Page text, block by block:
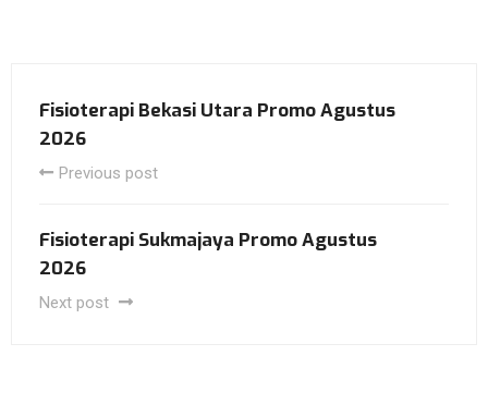
Fisioterapi Bekasi Utara Promo Agustus
2026
Previous post
Fisioterapi Sukmajaya Promo Agustus
2026
Next post